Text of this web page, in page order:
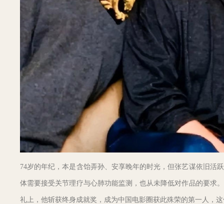
74岁的年纪，本是含饴弄孙、安享晚年的时光，但张艺谋依旧活
体需要接受关节理疗与心肺功能监测，也从未降低对作品的要求
礼上，他斩获终身成就奖，成为中国电影圈获此殊荣的第一人，